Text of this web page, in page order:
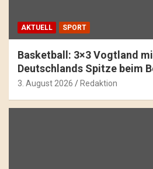
AKTUELL SPORT
Basketball: 3×3 Vogtland
Deutschlands Spitze beim
3. August 2026 Redaktion